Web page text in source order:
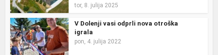
tor, 8. julija 2025
V Dolenji vasi odprli nova otroška
igrala
pon, 4. julija 2022